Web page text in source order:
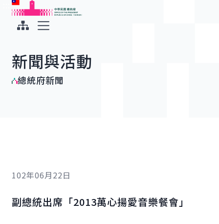
跳到主要內容
中華民國總統府
新聞與活動
總統府新聞
102年06月22日
副總統出席「2013萬心揚愛音樂餐會」